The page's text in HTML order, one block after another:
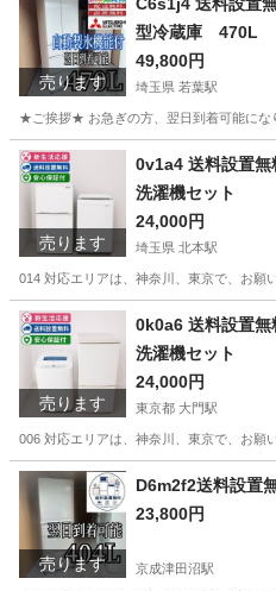
売ります
型冷蔵庫 470L
49,800円
埼玉県 若葉駅
★ご挨拶★ お急ぎの方、翌日到着可能にな
埼玉 鶴ヶ島市 若葉駅 生活家
売ります
0v1a4 送料設置
洗濯機セット
24,000円
埼玉県 北本駅
014 対応エリアは、神奈川、東京で、お
埼玉 北本市 北本駅 生活家電
売ります
0k0a6 送料設置
洗濯機セット
24,000円
東京都 大門駅
006 対応エリアは、神奈川、東京で、お
東京 港区 生活家電
売ります
23,800円
京成津田沼駅